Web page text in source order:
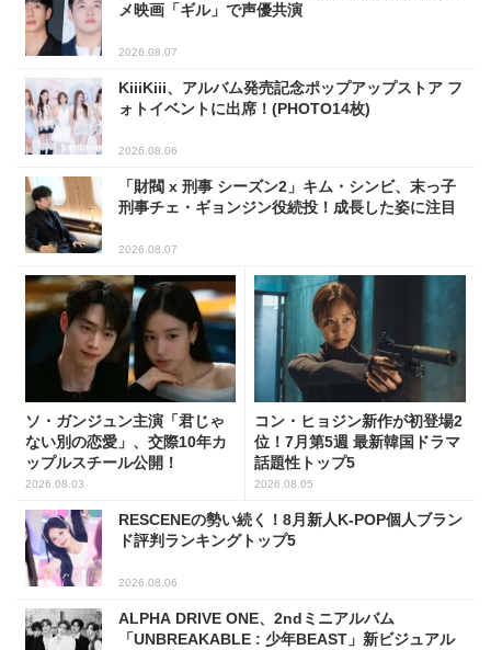
メ映画「ギル」で声優共演
2026.08.07
KiiiKiii、アルバム発売記念ポップアップストア フ
ォトイベントに出席！(PHOTO14枚)
2026.08.06
「財閥 x 刑事 シーズン2」キム・シンビ、末っ子
刑事チェ・ギョンジン役続投！成長した姿に注目
2026.08.07
ソ・ガンジュン主演「君じゃ
ない別の恋愛」、交際10年カ
ップルスチール公開！
2026.08.03
コン・ヒョジン新作が初登場2
位！7月第5週 最新韓国ドラマ
話題性トップ5
2026.08.05
RESCENEの勢い続く！8月新人K-POP個人ブラン
ド評判ランキングトップ5
2026.08.06
ALPHA DRIVE ONE、2ndミニアルバム
「UNBREAKABLE : 少年BEAST」新ビジュアル